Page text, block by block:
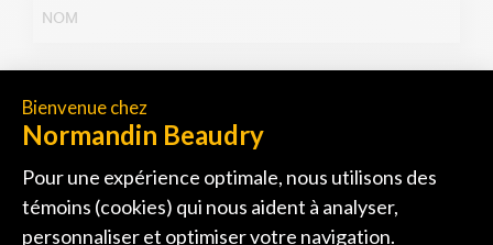
courriel(Nécessaire)
Téléphone(Nécessaire)